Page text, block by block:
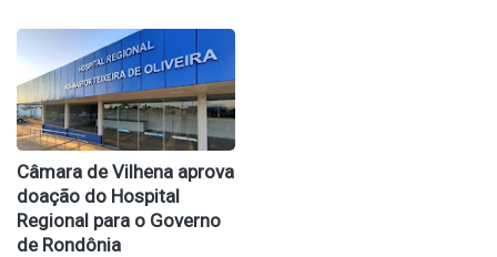
Câmara de Vilhena aprova
doação do Hospital
Regional para o Governo
de Rondônia